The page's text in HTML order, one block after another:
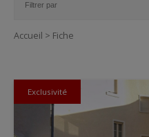
Accueil > Fiche
Exclusivité